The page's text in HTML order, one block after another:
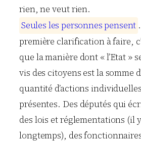
rien, ne veut rien.
Seules les personnespensent
première clarification à faire,
que la manière dont « l’Etat »
vis des citoyens est la somme
quantité d’actions
présentes. Des députés qui
des lois et réglementations (il
longtemps), des